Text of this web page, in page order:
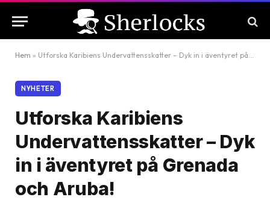
Hem » Utforska Karibiens Undervattensskatter – Dyk in i äventyret på Grenada och Aruba!
NYHETER
Utforska Karibiens
Undervattensskatter – Dyk
in i äventyret på Grenada
och Aruba!